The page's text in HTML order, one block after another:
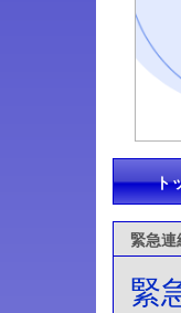
ト
緊急
緊